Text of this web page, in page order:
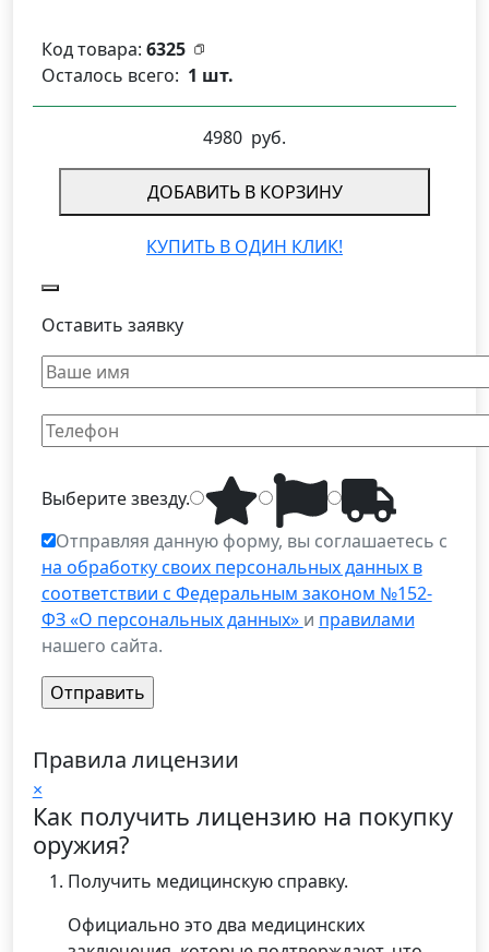
Код товара: 6325
Осталось всего: 1 шт.
4980 руб.
ДОБАВИТЬ В КОРЗИНУ
КУПИТЬ В ОДИН КЛИК!
Оставить заявку
Выберитезвезду.
Отправляя данную форму, вы соглашаетесь с
на обработку своих персональных данных в
соответствии с Федеральным законом №152-
ФЗ «О персональных данных» и правилами
нашего сайта.
Правила лицензии
×
Как получить лицензию на покупку
оружия?
Получить медицинскую справку.
Официально это два медицинских